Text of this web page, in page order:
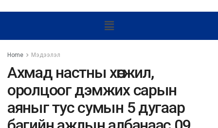
Home Мэдээлэл
Ахмад настны хөгжил,
оролцоог дэмжих сарын
аяныг тус сумын 5 дугаар